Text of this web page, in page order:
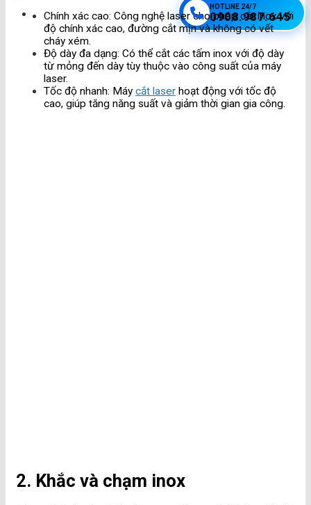
HOTLINE 24/7
0908.987.645
Chính xác cao: Công nghệ laser cho phép cắt inox với
độ chính xác cao, đường cắt mịn và không có vết
cháy xém.
Độ dày đa dạng: Có thể cắt các tấm inox với độ dày
từ mỏng đến dày tùy thuộc vào công suất của máy
laser.
Tốc độ nhanh: Máy cắt laser hoạt động với tốc độ
cao, giúp tăng năng suất và giảm thời gian gia công.
2. Khắc và chạm inox